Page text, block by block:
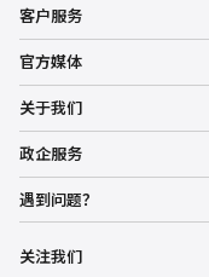
客户服务
官方媒体
关于我们
政企服务
遇到问题？
关注我们